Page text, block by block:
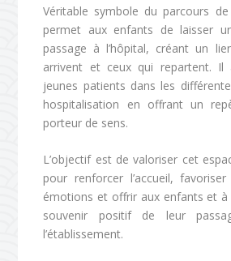
Véritable symbole du parcours
permet aux enfants de laisser
passage à l’hôpital, créant un
arrivent et ceux qui repartent. Il
jeunes patients dans les
hospitalisation en offrant un
porteur de sens.
L’objectif est de valoriser cet
pour renforcer l’accueil, favoriser
émotions et offrir aux enfants et à
souvenir positif de leur
l’établissement.